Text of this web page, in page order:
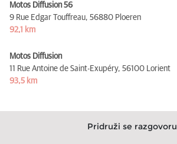
Motos Diffusion 56
9 Rue Edgar Touffreau, 56880 Ploeren
92,1 km
Motos Diffusion
11 Rue Antoine de Saint-Exupéry, 56100 Lorient
93,5 km
Pridruži se razgovoru